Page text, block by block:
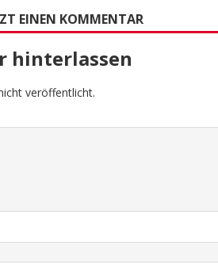
EINEN KOMMENTAR
hinterlassen
veröffentlicht.